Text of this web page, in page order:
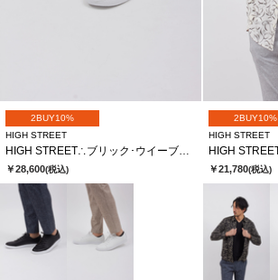
2BUY10%
HIGH STREET
￥28,600(税込)
2BUY10%
HIGH STREET
￥21,780(税込)